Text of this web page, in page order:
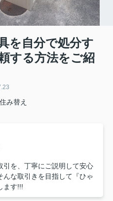
を自分で処分す
する方法をご紹
み替え
引を、丁寧にご説明して安心
んな取引きを目指して『ひゃ
ます!!!